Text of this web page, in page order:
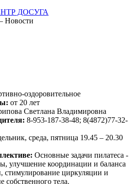
ДОСУГА
Новости
оздоровительное
от 20 лет
Светлана Владимировна
8-953-187-38-48; 8(4872)77-32-
среда, пятница 19.45 – 20.30
Основные задачи пилатеса -
улучшение координации и баланса
стимулирование циркуляции и
собственного тела.